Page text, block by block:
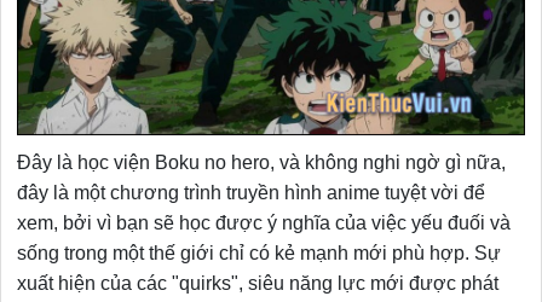
Đây là học viện Boku no hero, và không nghi ngờ gì nữa,
đây là một chương trình truyền hình anime tuyệt vời để
xem, bởi vì bạn sẽ học được ý nghĩa của việc yếu đuối và
sống trong một thế giới chỉ có kẻ mạnh mới phù hợp. Sự
xuất hiện của các "quirks", siêu năng lực mới được phát